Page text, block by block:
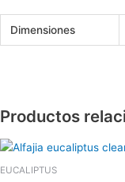
Dimensiones
Productos
EUCALIPTUS